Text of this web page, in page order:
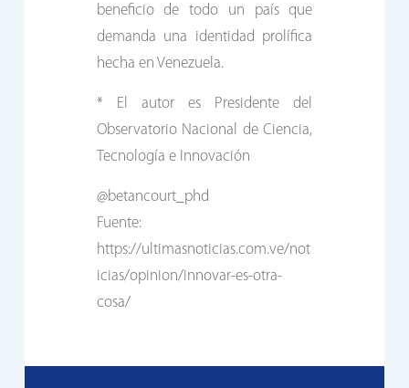
beneficio de todo un país que
demanda una identidad prolífica
hecha en Venezuela.
* El autor es Presidente del
Observatorio Nacional de Ciencia,
Tecnología e Innovación
@betancourt_phd
Fuente:
https://ultimasnoticias.com.ve/not
icias/opinion/innovar-es-otra-
cosa/